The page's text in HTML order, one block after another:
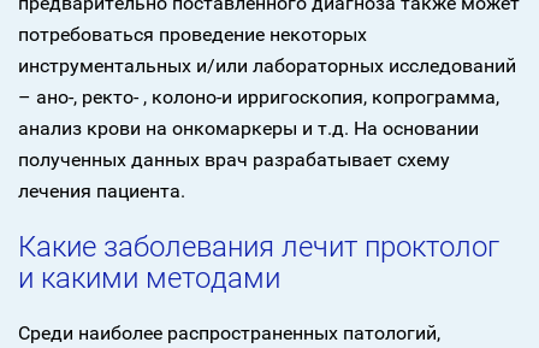
потребоваться проведение некоторых
инструментальных и/или лабораторных исследований
– ано-, ректо- , колоно-и ирригоскопия, копрограмма,
анализ крови на онкомаркеры и т.д. На основании
полученных данных врач разрабатывает схему
лечения пациента.
Какие заболевания лечит проктолог
и какими методами
Среди наиболее распространенных патологий,